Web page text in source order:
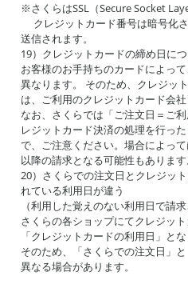
※さくらはSSL（Secure Socket
クレジットカード番号は暗号化
送信されます。
19）クレジットカードの締め日に
お客様のお手持ちのカードによっ
異なります。 そのため、クレジッ
は、ご利用のクレジットカード会社
なお、さくらでは「ご注文日＝ご
レジットカード決済の処理を行っ
で、ご注意ください。場合によっ
以降の請求となる可能性もあります
20）さくらでの注文日とクレジッ
れている利用日が違う
（利用した覚えのない利用日で請求
さくらの各ショップにてクレジッ
「クレジットカードの利用日」とな
そのため、「さくらでの注文日」
異なる場合があります。